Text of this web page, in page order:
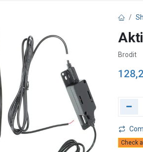
Brodit
Check